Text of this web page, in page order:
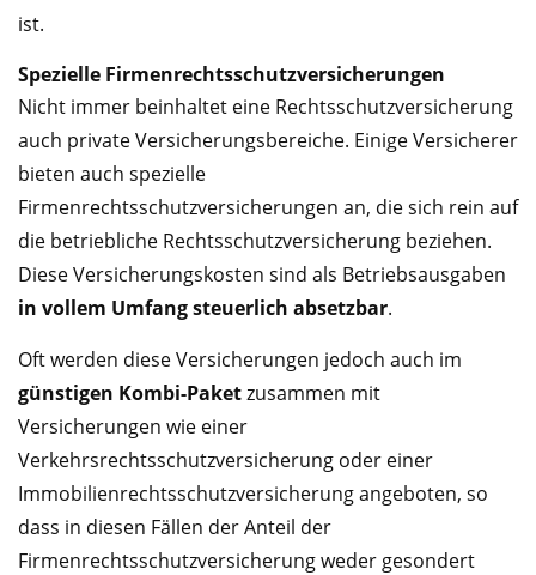
ist.
Spezielle Firmenrechtsschutzversicherungen
Nicht immer beinhaltet eine Rechtsschutzversicherung
auch private Versicherungsbereiche. Einige Versicherer
bieten auch spezielle
Firmenrechtsschutzversicherungen an, die sich rein auf
die betriebliche Rechtsschutzversicherung beziehen.
Diese Versicherungskosten sind als Betriebsausgaben
in vollem Umfang steuerlich absetzbar.
Oft werden diese Versicherungen jedoch auch im
günstigen Kombi-Paketzusammen mit
Versicherungen wie einer
Verkehrsrechtsschutzversicherung oder einer
Immobilienrechtsschutzversicherung angeboten, so
dass in diesen Fällen der Anteil der
Firmenrechtsschutzversicherung weder gesondert